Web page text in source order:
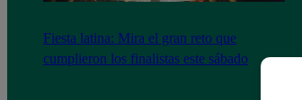
Fiesta latina: Mira el gran reto que
cumplieron los finalistas este sábado